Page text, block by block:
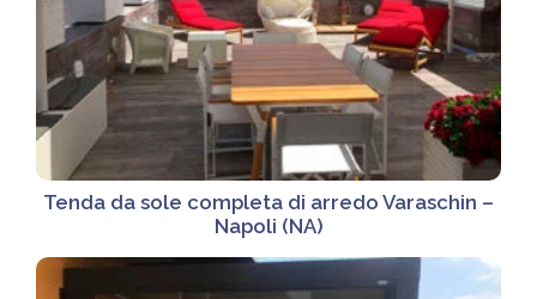
Tenda da sole completa di arredo Varaschin –
Napoli (NA)